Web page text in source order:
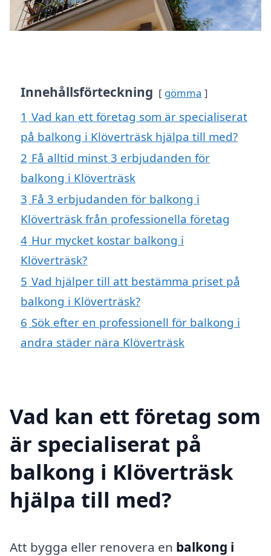
Innehållsförteckning gömma
1 Vad kan ett företag som är specialiserat
på balkong i Klöverträsk hjälpa till med?
2 Få alltid minst 3 erbjudanden för
balkong i Klöverträsk
3 Få 3 erbjudanden för balkong i
Klöverträsk från professionella företag
4 Hur mycket kostar balkong i
Klöverträsk?
5 Vad hjälper till att bestämma priset på
balkong i Klöverträsk?
6 Sök efter en professionell för balkong i
andra städer nära Klöverträsk
Vad kan ett företag som
är specialiserat på
balkong i Klöverträsk
hjälpa till med?
Att bygga eller renovera en balkong i